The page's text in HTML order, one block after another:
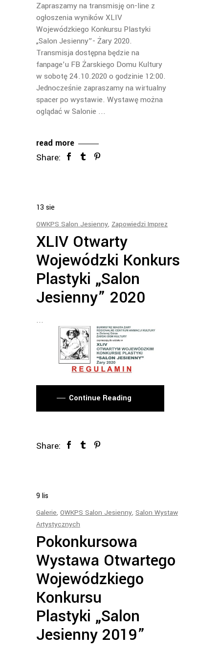
Zapraszamy na transmisję on-line z
ogłoszenia wyników XLIV
Wojewódzkiego Konkursu Plastyki
„Salon Jesienny”- Żary 2020.
Transmisja dostępna będzie na
fanpage’u FB Żarskiego Domu Kultury
w sobotę 24.10.2020 o godzinie 12:00.
Jednocześnie zapraszamy na wirtualny
spacer po wystawie. Wystawę można
oglądać w Salonie
read more
Share:
13 sie
OWKPS Salon Jesienny, Zapowiedzi Imprez
XLIV Otwarty
Wojewódzki Konkurs
Plastyki „Salon
Jesienny” 2020
Continue Reading
Share:
9lis
Galerie, OWKPS Salon Jesienny, Salon Wystaw
Artystycznych
Pokonkursowa
Wystawa Otwartego
Wojewódzkiego
Konkursu
Plastyki „Salon
Jesienny 2019”